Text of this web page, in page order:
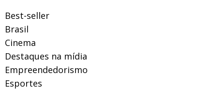
Best-seller
Brasil
Cinema
Destaques na mídia
Empreendedorismo
Esportes